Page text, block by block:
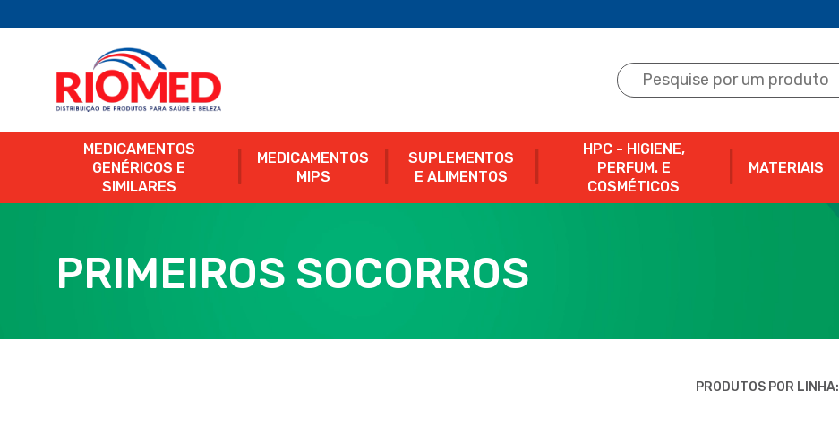
MEDICAMENTOS
GENÉRICOS E
SIMILARES
MEDICAMENTOS
MIPS
SUPLEMENTOS
E ALIMENTOS
HPC - HIGIENE,
PERFUM. E
COSMÉTICOS
MATERIAIS
PRIMEIROS SOCORROS
PRODUTOS POR LINHA: